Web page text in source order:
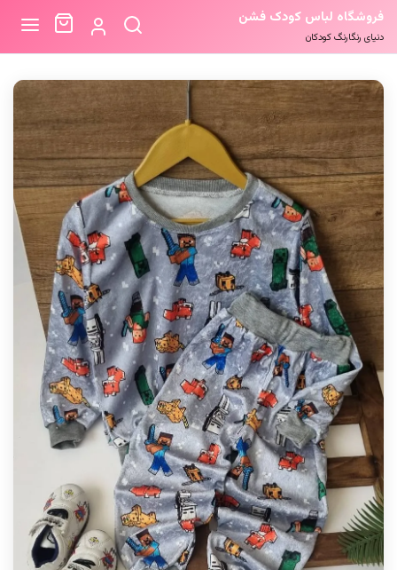
فروشگاه لباس کودک فشن
دنیای رنگارنگ کودکان